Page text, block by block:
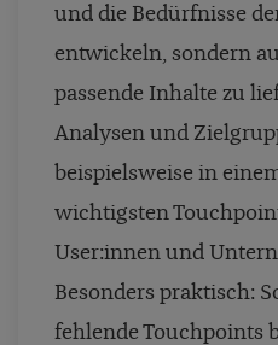
und die Bedürfnisse
entwickeln, sondern
passende Inhalte zu
Analysen und
beispielsweise in
wichtigsten
User:innen und
Besonders praktisch:
fehlende Touchpoints